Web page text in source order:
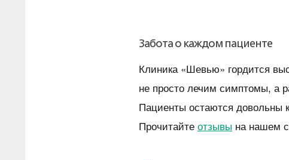
Забота о каждом пациенте
Клиника «Шевью» гордится
не просто лечим симптомы, а
Пациенты остаются довольны
Прочитайте отзывы на нашем